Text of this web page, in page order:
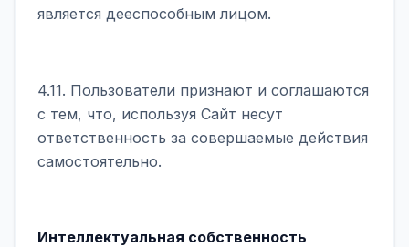
является дееспособным лицом.
4.11. Пользователи признают и соглашаются
с тем, что, используя Сайт несут
ответственность за совершаемые действия
самостоятельно.
Интеллектуальная собственность